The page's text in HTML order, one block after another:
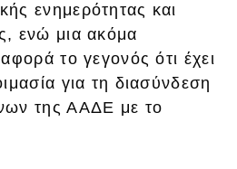
ενημερότητας και
ενώ μια ακόμα
το γεγονός ότι έχει
για τη διασύνδεση
της ΑΑΔΕ με το